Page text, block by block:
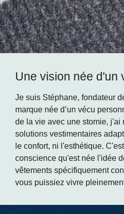
Une vision née d'un
Je suis Stéphane, fondateur
marque née d’un vécu
de la vie avec une stomie, j'ai
solutions vestimentaires
le confort, ni l'esthétique.
conscience qu'est née l'idée
vêtements spécifiquement
vous puissiez vivre